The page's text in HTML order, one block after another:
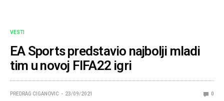
VESTI
EA Sports predstavio najbolji mladi
tim u novoj FIFA22 igri
PREDRAG CIGANOVIC 23/09/2021 0